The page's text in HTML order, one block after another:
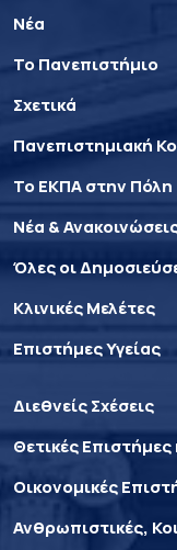
Νέα
Το Πανεπιστήμιο
Σχετικά
Πανεπιστημιακή
Το ΕΚΠΑ στην Πόλη
Νέα &
Όλες οι
Κλινικές Μελέτες
Επιστήμες Υγείας
Διεθνείς Σχέσεις
Θετικές Επιστήμες
Οικονομικές
Ανθρωπιστικές,